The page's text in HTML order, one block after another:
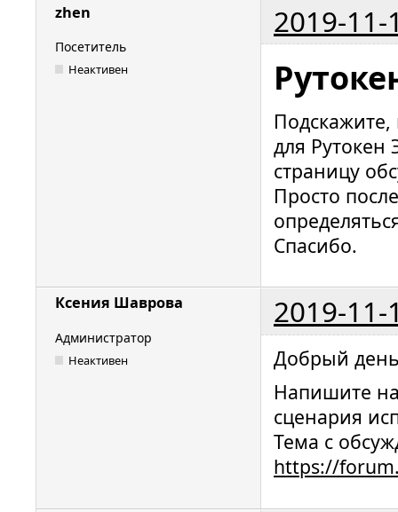
zhen 2019-11-
Посетитель
Неактивен
для Рутокен
страницу
Просто
Спасибо.
Ксения Шаврова 2019-11-
Администратор
Неактивен
Добрый
Напишите
сценария
Тема с
https://